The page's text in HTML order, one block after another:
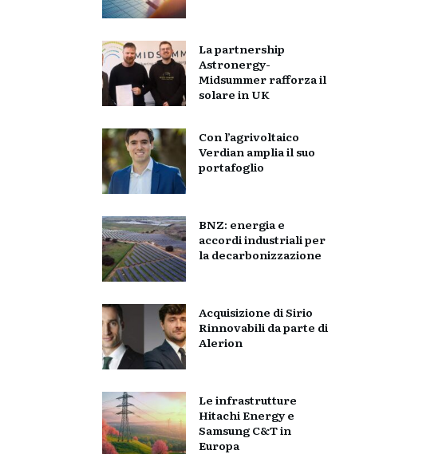
La partnership
Astronergy-
Midsummer rafforza il
solare in UK
Con l’agrivoltaico
Verdian amplia il suo
portafoglio
BNZ: energia e
accordi industriali per
la decarbonizzazione
Acquisizione di Sirio
Rinnovabili da parte di
Alerion
Le infrastrutture
Hitachi Energy e
Samsung C&T in
Europa